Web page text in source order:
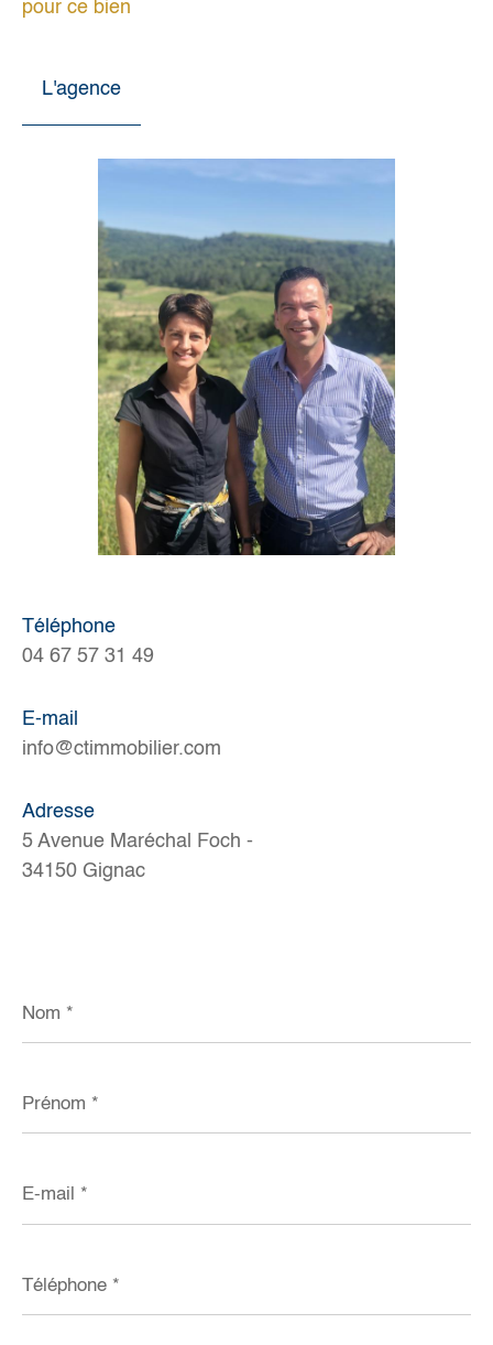
pour ce bien
L'agence
Téléphone
04 67 57 31 49
E-mail
info@ctimmobilier.com
Adresse
5 Avenue Maréchal Foch -
34150 Gignac
*
*
mail
*